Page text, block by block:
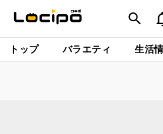
トップ バラエティ 生活